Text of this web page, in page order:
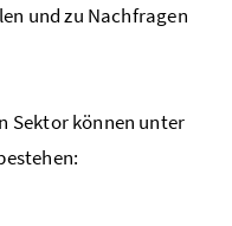
und zu Nachfragen
Sektor können unter